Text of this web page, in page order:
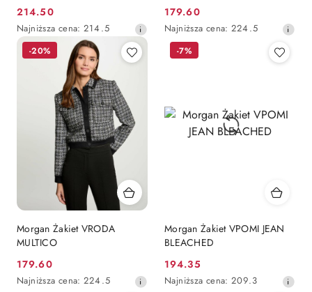
Cena
promocyjna:
214.50
Najniższa
cena
Najniższa cena: 214.5
Cena
promocyjna:
179.60
Najniższa
cena
Najniższa cena: 224.5
Morgan Żakiet VRODA
MULTICO
Cena
promocyjna:
179.60
Najniższa
Najniższa cena: 224.5
-20%
Morgan Żakiet VPOMI JEAN
BLEACHED
Cena
promocyjna:
194.35
Najniższa
Najniższa cena: 209.3
-7%